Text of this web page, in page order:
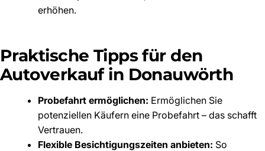
erhöhen.
Praktische Tipps für den
Autoverkauf in Donauwörth
Probefahrt ermöglichen: Ermöglichen Sie
potenziellen Käufern eine Probefahrt – das schafft
Vertrauen.
Flexible Besichtigungszeiten anbieten: So